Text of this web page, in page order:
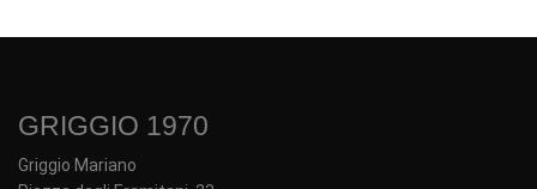
GRIGGIO 1970
Griggio Mariano